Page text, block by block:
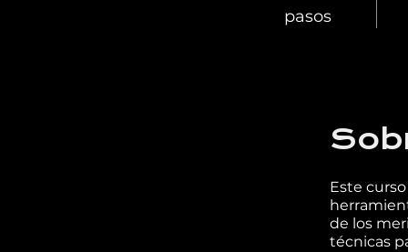
pasos
Este
de los
técnicas